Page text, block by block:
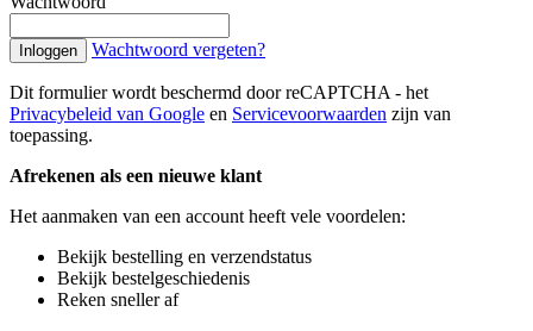
Inloggen Wachtwoord vergeten?
Dit formulier wordt beschermd door reCAPTCHA - het
Privacybeleid van Google en Servicevoorwaarden zijn van
toepassing.
Afrekenen als een nieuwe klant
Het aanmaken van een account heeft vele voordelen:
Bekijk bestelling en verzendstatus
Bekijk bestelgeschiedenis
Reken sneller af